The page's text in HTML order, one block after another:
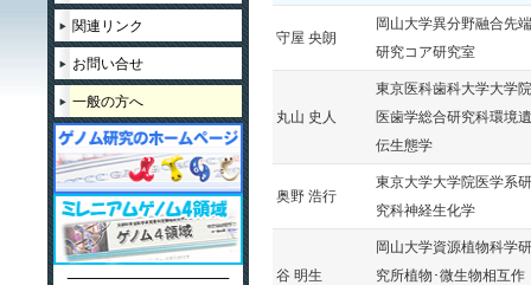
守屋 央朗
岡山大学異分野融合先端
研究コア研究室
丸山 史人
東京医科歯科大学大学院
医歯学総合研究科環境遺
伝生態学
奥野 浩行
東京大学大学院医学系研
究科神経生化学
谷 明生
岡山大学資源植物科学研
究所植物･微生物相互作
2015年度
2014年度
2013年度
2012年度
2011年度第2回
2011年度第1回
関連リンク
お問い合せ
一般の方へ